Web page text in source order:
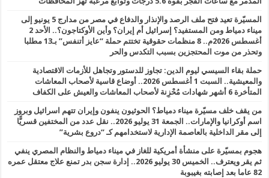
المسيّرة تعيد فتح ملف الرصد والإنذار والدفاع في مصر من مدارج 5 يونيو إلى
ميناء دمياط ومن المستفيد؟ إسرائيل أم إيران؟ وأين الأوكتاجون؟.. الأحد 2
أغسطس 2026م.. 8 منظمات حقوقية تختتم حملة “عايز أتنفس” بـ13 مطلبا
وتحذر من موت المحتجزين بسبب التكدس والحر
حملة بقاء السيسي ليوم الدين: تجاوز للدستور وتجاهل للأزمات الاقتصادية
والمعيشية.. السبت 1 أغسطس 2026.. أوضاع قاسية لأصحاب المعاشات
المتأخرة 6 أشهر شهادات مُحْزِنة لأصحاب المعاشات والعيش على الكفاف
من يقف خلف مسيّرة ميناء دمياط؟ الحوثيون ينفون وإيران تتهم اسرائيل وبروز
اسم أوكرانيا والإمارات.. الجمعة 31 يوليو 2026.. نقل عدد من المختفين قسريًّا
إلى مقر الداخلية بالعاصمة الإدارية لاستخدامهم كـ “دروع بشرية”
هجوم بمسيّرة على منشأة أمريكية للغاز في ميناء دمياط والنظام المصري ينفي
ثم يقر ويعترف.. الخميس 30 يوليو 2026.. إدارة سجن بدر تمنع علاج معتقل عمره
82 عاما بعد إصابته بغيبوبة